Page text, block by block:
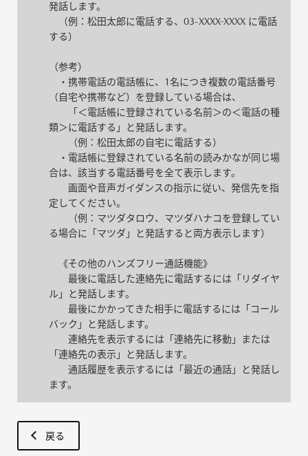
発話します。
（例：松田太郎に電話する、03-XXXX-XXXX に電話
する）
（参考）
・携帯電話の電話帳に、1名につき複数の電話番号
（自宅や携帯など）を登録している場合は、
「＜電話帳に登録されている名前＞の＜電話の種
類＞に電話する」と発話します。
（例：松田太郎の自宅に電話する）
・電話帳に登録されている名前の読みかなが同じ場
合は、該当する電話番号を全て表示します。
画面や音声ガイダンスの指示に従い、発信先を指
定してください。
（例：マツダタロウ、マツダハナコを登録してい
る場合に「マツダ」と発話すると両方表示します）
《その他のハンズフリー通話機能》
最後に電話した連絡先に電話するには「リダイヤ
ル」と発話します。
最後にかかってきた相手に電話するには「コール
バック」と発話します。
連絡先を表示するには「連絡先に移動」または
「連絡先の表示」と発話します。
通話履歴を表示するには「最近の通話」と発話し
ます。
戻る